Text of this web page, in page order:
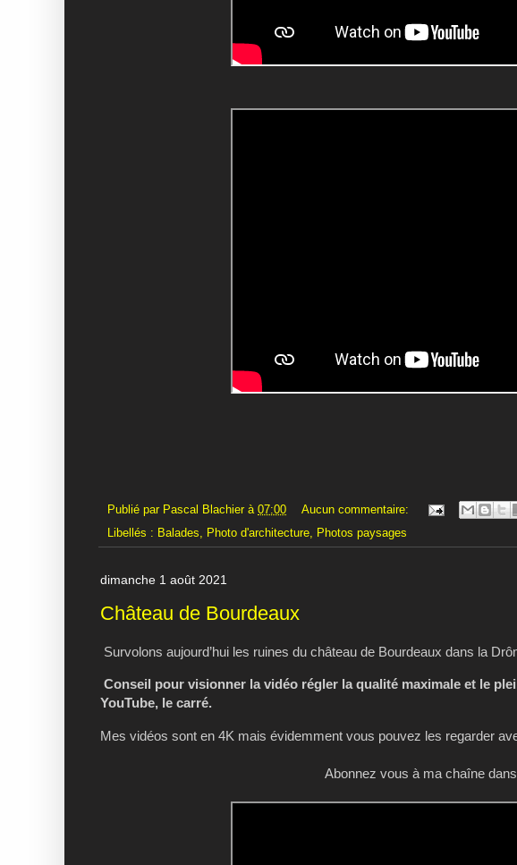
Publié par Pascal Blachier à 07:00
Aucun commentaire:
Libellés : Balades, Photo d'architecture, Photos paysages
dimanche 1 août 2021
Château de Bourdeaux
Survolons aujourd’hui les ruines du château de Bourdeaux dans la
Conseil pour visionner la vidéo régler la qualité maximale et le
YouTube, le carré.
Mes vidéos sont en 4K mais évidemment vous pouvez les regarder
Abonnez vous à ma chaîne